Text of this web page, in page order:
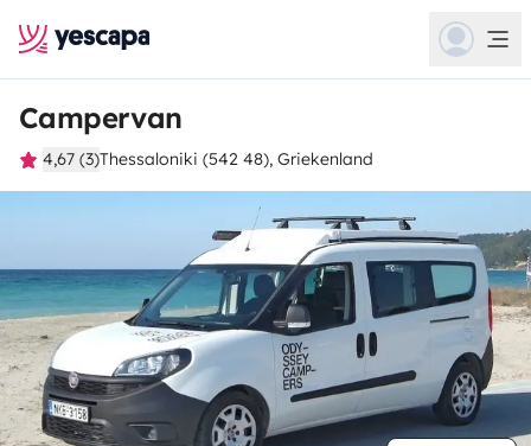
Campervan
4,67 (3)Thessaloniki (542 48), Griekenland